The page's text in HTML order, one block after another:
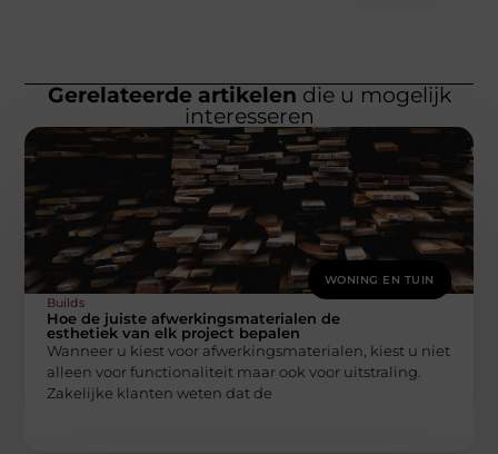
Gerelateerde artikelen die u mogelijk
interesseren
WONING EN TUIN
Builds
Hoe de juiste afwerkingsmaterialen de
esthetiek van elk project bepalen
Wanneer u kiest voor afwerkingsmaterialen, kiest u niet
alleen voor functionaliteit maar ook voor uitstraling.
Zakelijke klanten weten dat de